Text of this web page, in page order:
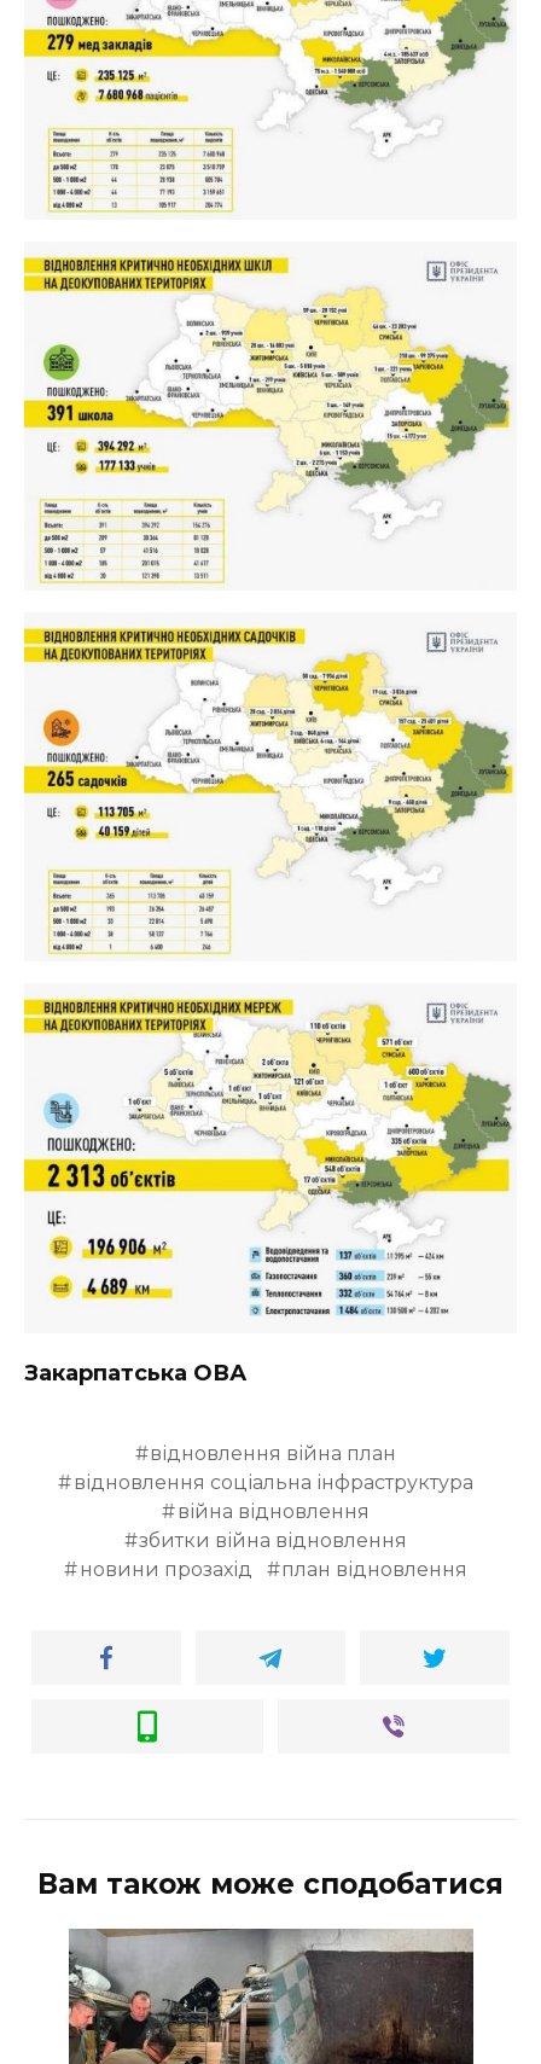
Закарпатська ОВА
відновлення війна план
відновлення соціальна інфраструктура
війна відновлення
збитки війна відновлення
новини прозахід
план відновлення
Вам також може сподобатися